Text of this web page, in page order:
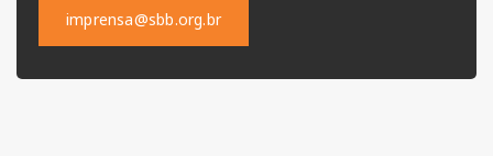
imprensa@sbb.org.br